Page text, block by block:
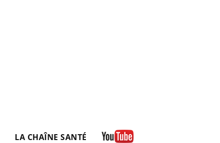
LA CHAÎNE SANTÉ